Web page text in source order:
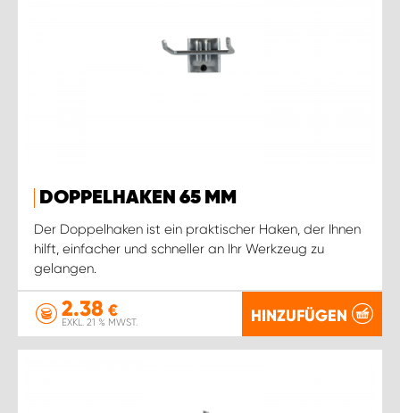
DOPPELHAKEN 65 MM
Der Doppelhaken ist ein praktischer Haken, der Ihnen
hilft, einfacher und schneller an Ihr Werkzeug zu
gelangen.
2.38 €
EXKL. 21 % MWST. HINZUFÜGEN